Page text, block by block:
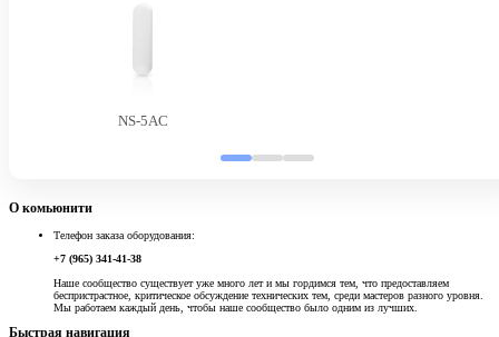
NS-5AC
О комьюнити
Телефон заказа оборудования:
+7 (965) 341-41-38
Наше сообщество существует уже много лет и мы гордимся тем, что предоставляем
беспристрастное, критическое обсуждение технических тем, среди мастеров разного уровня.
Мы работаем каждый день, чтобы наше сообщество было одним из лучших.
Быстрая навигация